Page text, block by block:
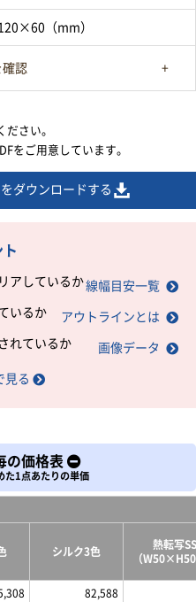
（mm）
認
ださい。
をご用意しています。
ダウンロードする
アしているか線幅目安一覧
いるか アウトラインとは
れているか 画像データ
見る
の価格表
た1点あたりの単価
シルク3色
熱転写
（
82,588